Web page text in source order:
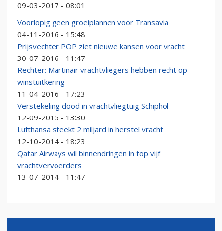
09-03-2017 - 08:01
Voorlopig geen groeiplannen voor Transavia
04-11-2016 - 15:48
Prijsvechter POP ziet nieuwe kansen voor vracht
30-07-2016 - 11:47
Rechter: Martinair vrachtvliegers hebben recht op
winstuitkering
11-04-2016 - 17:23
Verstekeling dood in vrachtvliegtuig Schiphol
12-09-2015 - 13:30
Lufthansa steekt 2 miljard in herstel vracht
12-10-2014 - 18:23
Qatar Airways wil binnendringen in top vijf
vrachtvervoerders
13-07-2014 - 11:47